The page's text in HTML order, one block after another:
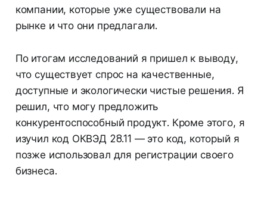
компании, которые уже существовали на
рынке и что они предлагали.
По итогам исследований я пришел к выводу,
что существует спрос на качественные,
доступные и экологически чистые решения. Я
решил, что могу предложить
конкурентоспособный продукт. Кроме этого, я
изучил код ОКВЭД 28.11 — это код, который я
позже использовал для регистрации своего
бизнеса.